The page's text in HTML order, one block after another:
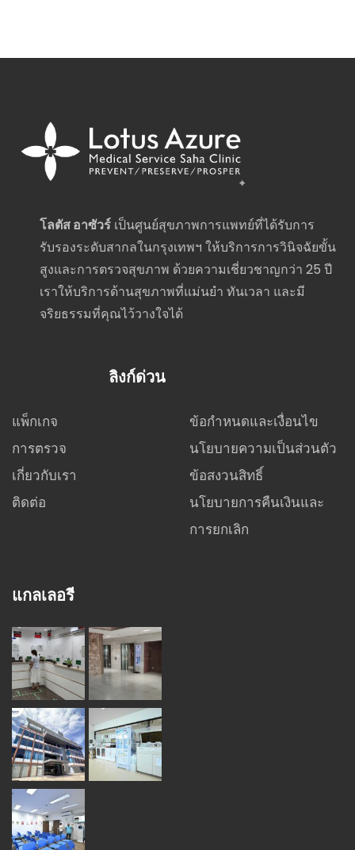
โลตัส อาซัวร์ เป็นศูนย์สุขภาพการแพทย์ที่ได้รับการ
รับรองระดับสากลในกรุงเทพฯ ให้บริการการวินิจฉัยขั้น
สูงและการตรวจสุขภาพ ด้วยความเชี่ยวชาญกว่า 25 ปี
เราให้บริการด้านสุขภาพที่แม่นยำ ทันเวลา และมี
จริยธรรมที่คุณไว้วางใจได้
ลิงก์ด่วน
แพ็กเกจ
การตรวจ
เกี่ยวกับเรา
ติดต่อ
ข้อกำหนดและเงื่อนไข
นโยบายความเป็นส่วนตัว
ข้อสงวนสิทธิ์
นโยบายการคืนเงินและ
การยกเลิก
แกลเลอรี